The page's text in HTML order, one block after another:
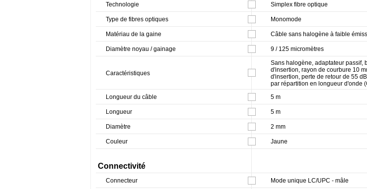
Technologie Simplex fibre optique
Type de fibres optiques Monomode
Matériau de la gaine Câble sans halogène à faible
Diamètre noyau / gainage 9 / 125 micromètres
Caractéristiques
Sans halogène, adaptateur passif,
d'insertion, rayon de courbure 10
d'insertion, perte de retour de 55
par répartition en longueur d'onde
Longueur du câble
5 m
Longueur 5 m
Diamètre 2 mm
Couleur Jaune
Connectivité
Connecteur Mode unique LC/UPC - mâle